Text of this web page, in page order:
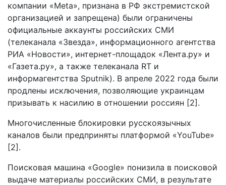
компании «Meta», признана в РФ экстремистской
организацией и запрещена) были ограничены
официальные аккаунты российских СМИ
(телеканала «Звезда», информационного агентства
РИА «Новости», интернет-площадок «Лента.ру» и
«Газета.ру», а также телеканала RT и
информагентства Sputnik). В апреле 2022 года были
продлены исключения, позволяющие украинцам
призывать к насилию в отношении россиян [2].
Многочисленные блокировки русскоязычных
каналов были предприняты платформой «YouTube»
[2].
Поисковая машина «Google» понизила в поисковой
выдаче материалы российских СМИ, в результате